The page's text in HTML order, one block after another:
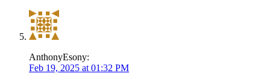
AnthonyEsony:
Feb 19, 2025 at 01:32 PM